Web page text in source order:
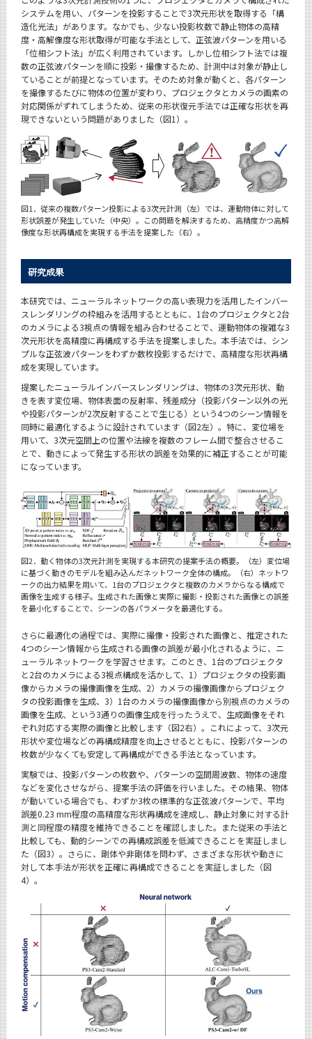
システムを用い、パターンを投影することで3次元形状を取得する「構
造化光法」があります。なかでも、少ない投影枚数で静止物体の高精
度・高解像度な形状取得が可能な手法として、正弦波パターンを用いる
「位相シフト法」が広く利用されています。しかし位相シフト法では複
数の正弦波パターンを順に投影・撮像するため、計測中は対象が静止し
ていることが前提となっています。そのため対象が動くと、各パターン
を撮像するたびに物体の位置が変わり、プロジェクタとカメラの画素の
対応関係がずれてしまうため、従来の形状復元手法では正確な形状を再
現できないという問題がありました（図1）。
図1．従来の複数パターン投影による3次元計測（左）では、運動物体に対して
形状誤差が発生していた（中央）。この問題を解決するため、高精度かつ高解
像度な形状再構成を実現する手法を提案した（右）。
研究成果
本研究では、ニューラルネットワークの高い表現力を活用したインバー
スレンダリングの枠組みを活用するとともに、1台のプロジェクタと2台
のカメラによる3視点の情報を組み合わせることで、運動物体の複雑な3
次元形状を高精度に再構成する手法を提案しました。本手法では、シン
プルな正弦波パターンをわずか数枚投影するだけで、高精度な形状再構
成を実現しています。
提案したニューラルインバースレンダリングは、物体の3次元形状、動
きを表す変位場、物体表面の反射率、残差成分（投影パターン以外の光
や投影パターンが2次反射することで生じる）という4つのシーン情報を
同時に最適化するように設計されています（図2左）。特に、変位場を
用いて、3次元空間上の位置や法線を複数のフレーム間で整合させるこ
とで、動きによって発生する形状の誤差を効果的に補正することが可能
になっています。
図2．動く物体の3次元計測を実現する本研究の提案手法の概要。（左）変位場
に基づく動きのモデルを組み込んだネットワーク全体の構成。（右）ネットワ
ークの出力結果を用いて、1台のプロジェクタと複数のカメラからなる構成で
画像を生成する様子。生成された画像と実際に撮影・投影された画像との誤差
を最小化することで、シーンの各パラメータを最適化する。
さらに最適化の過程では、実際に撮像・投影された画像と、推定された
4つのシーン情報から生成される画像の誤差が最小化されるように、ニ
ューラルネットワークを学習させます。このとき、1台のプロジェクタ
と2台のカメラによる3視点構成を活かして、1）プロジェクタの投影画
像からカメラの撮像画像を生成、2）カメラの撮像画像からプロジェク
タの投影画像を生成、3）1台のカメラの撮像画像から別視点のカメラの
画像を生成、という3通りの画像生成を行ったうえで、生成画像をそれ
ぞれ対応する実際の画像と比較します（図2右）。これによって、3次元
形状や変位場などの再構成精度を向上させるとともに、投影パターンの
枚数が少なくても安定して再構成ができる手法となっています。
実験では、投影パターンの枚数や、パターンの空間周波数、物体の速度
などを変化させながら、提案手法の評価を行いました。その結果、物体
が動いている場合でも、わずか3枚の標準的な正弦波パターンで、平均
誤差0.23 mm程度の高精度な形状再構成を達成し、静止対象に対する計
測と同程度の精度を維持できることを確認しました。また従来の手法と
比較しても、動的シーンでの再構成誤差を低減できることを実証しまし
た（図3）。さらに、剛体や非剛体を問わず、さまざまな形状や動きに
対して本手法が形状を正確に再構成できることを実証しました（図
4）。